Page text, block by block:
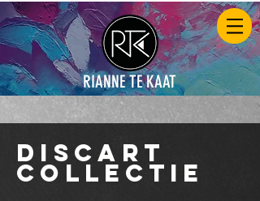
RIANNE TE KAAT
Discart
collectie